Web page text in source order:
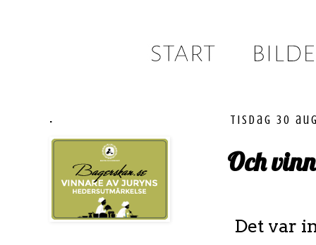
tisdag 30
Och
Det var
.